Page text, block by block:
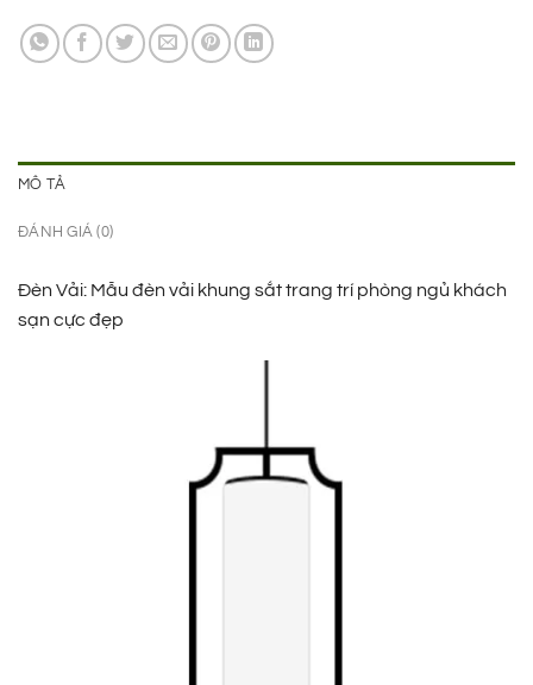
MÔ TẢ
ĐÁNH GIÁ (0)
Đèn Vải: Mẫu đèn vải khung sắt trang trí phòng ngủ khách
sạn cực đẹp